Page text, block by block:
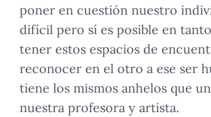
poner en cuestión nuestro
difícil pero sí es posible en
tener estos espacios de
reconocer en el otro a ese ser
tiene los mismos anhelos que
nuestra profesora y artista.